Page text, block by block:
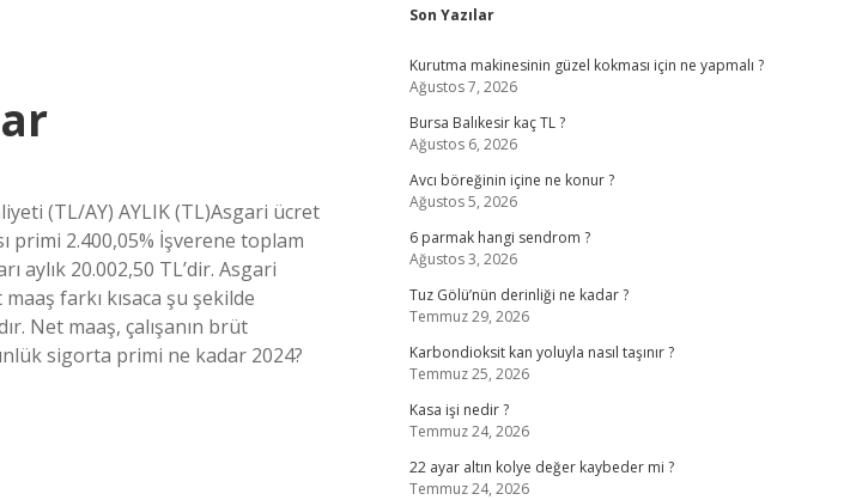
(TL/AY) AYLIK (TL)Asgari ücret
primi 2.400,05% İşverene toplam
20.002,50 TL’dir. Asgari
farkı kısaca şu şekilde
Net maaş, çalışanın brüt
sigorta primi ne kadar 2024?
Sidebar
Son Yazılar
Kurutma makinesinin güzel kokması için ne yapmalı ?
Ağustos 7, 2026
Bursa Balıkesir kaç TL ?
Ağustos 6, 2026
Avcı böreğinin içine ne konur ?
Ağustos 5, 2026
6 parmak hangi sendrom ?
Ağustos 3, 2026
Tuz Gölü’nün derinliği ne kadar ?
Temmuz 29, 2026
Karbondioksit kan yoluyla nasıl taşınır ?
Temmuz 25, 2026
Kasa işi nedir ?
Temmuz 24, 2026
22 ayar altın kolye değer kaybeder mi ?
Temmuz 24, 2026